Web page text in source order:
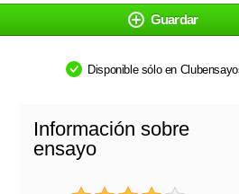
Guardar
Disponible sólo en
Información sobre
ensayo